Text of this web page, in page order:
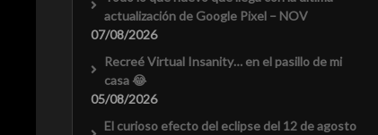
actualización de Google Pixel – NOV
07/08/2026
Recreé Virtual Insanity… en el pasillo de mi
casa 😂
05/08/2026
El curioso efecto del eclipse del 12 de agosto